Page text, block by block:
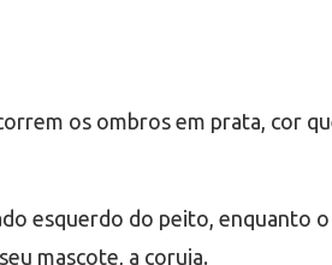
os ombros em prata, cor
esquerdo do peito, enquanto
mascote, a coruja.